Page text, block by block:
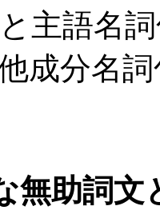
主語名
成分名
無助詞文